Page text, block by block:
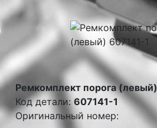
Ремкомплект порога (левый)
Код детали: 607141-1
Оригинальный номер: